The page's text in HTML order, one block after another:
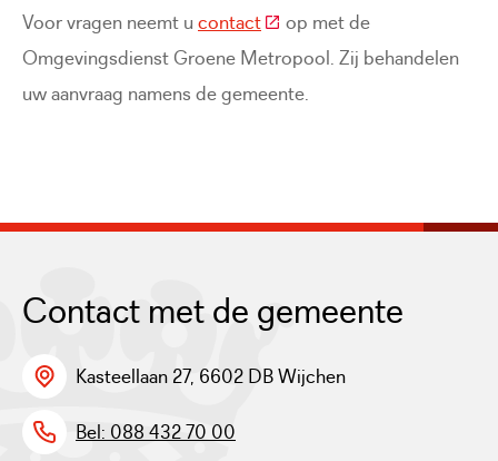
Voor vragen neemt u contact(Deze link gaat naar een
op met de
Omgevingsdienst Groene Metropool. Zij behandelen
uw aanvraag namens de gemeente.
Contact met de gemeente
Kasteellaan 27, 6602 DB Wijchen
Bel: 088 432 70 00